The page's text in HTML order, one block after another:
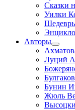
Сказки
Уилки
Авторы
Луций
Бунин
Жюль